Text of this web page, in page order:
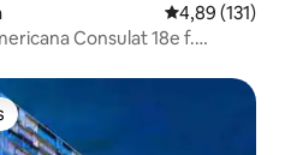
Évaluation
4,89 (131)
Consulat 18e f.
plus appréciés